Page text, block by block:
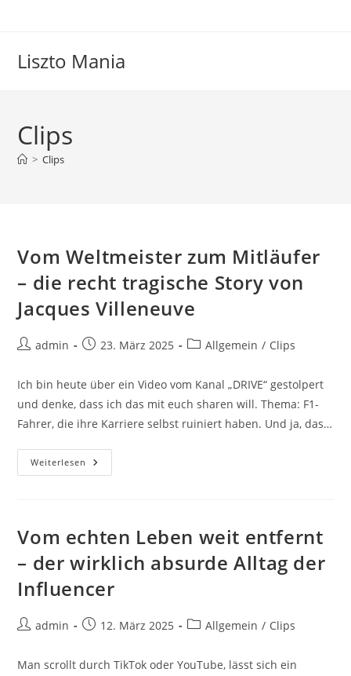
Liszto Mania
Clips
> Clips
Vom Weltmeister zum Mitläufer
– die recht tragische Story von
Jacques Villeneuve
Beitrags-
admin
Beitrag23. März 2025
Beitrags-
Allgemein / Clips
Ich bin heute über ein Video vom Kanal „DRIVE“ gestolpert
und denke, dass ich das mit euch sharen will. Thema: F1-
Fahrer, die ihre Karriere selbst ruiniert haben. Und ja, das…
Weiterlesen Vom
Weltmeister
Recht
Tragische
Von
Jacques
Villeneuve
Vom echten Leben weit entfernt
– der wirklich absurde Alltag der
Influencer
Beitrags-
admin
Beitrag12. März 2025
Beitrags-
Allgemein / Clips
Man scrollt durch TikTok oder YouTube, lässt sich ein